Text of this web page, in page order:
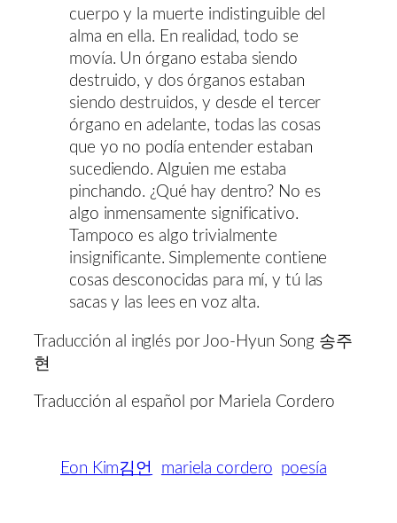
cuerpo y la muerte indistinguible del
alma en ella. En realidad, todo se
movía. Un órgano estaba siendo
destruido, y dos órganos estaban
siendo destruidos, y desde el tercer
órgano en adelante, todas las cosas
que yo no podía entender estaban
sucediendo. Alguien me estaba
pinchando. ¿Qué hay dentro? No es
algo inmensamente significativo.
Tampoco es algo trivialmente
insignificante. Simplemente contiene
cosas desconocidas para mí, y tú las
sacas y las lees en voz alta.
Traducción al inglés por Joo-Hyun Song 송주
현
Traducción al español por Mariela Cordero
Eon Kim김언 mariela cordero poesía